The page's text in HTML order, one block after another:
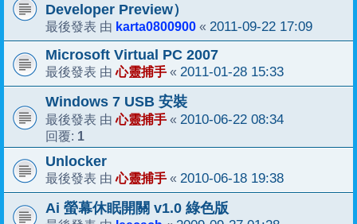
Developer Preview）
最後發表 由 karta0800900 « 2011-09-22 17:09
Microsoft Virtual PC 2007
最後發表 由心靈捕手 « 2011-01-28 15:33
Windows 7 USB 安裝
最後發表 由心靈捕手 « 2010-06-22 08:34
回覆: 1
Unlocker
最後發表 由心靈捕手 « 2010-06-18 19:38
Ai 螢幕休眠開關 v1.0 綠色版